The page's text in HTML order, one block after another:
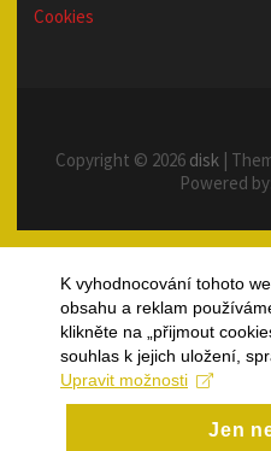
Cookies
Copyright © 2026 disk|
Powered by:
K vyhodnocování tohoto
obsahu a reklam
klikněte na „přijmout
souhlas k jejich uložení,
Upravit možnosti
Jen